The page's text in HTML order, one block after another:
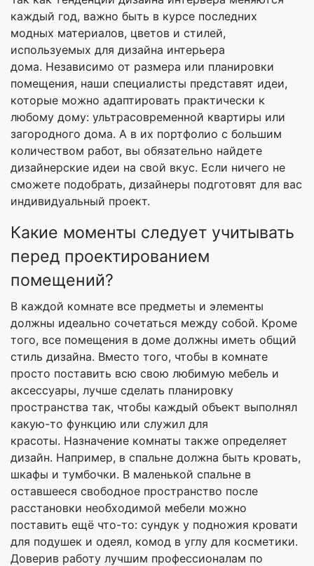
каждый год, важно быть в курсе последних
модных материалов, цветов и стилей,
используемых для дизайна интерьера
дома. Независимо от размера или планировки
помещения, наши специалисты представят идеи,
которые можно адаптировать практически к
любому дому: ультрасовременной квартиры или
загородного дома. А в их портфолио с большим
количеством работ, вы обязательно найдете
дизайнерские идеи на свой вкус. Если ничего не
сможете подобрать, дизайнеры подготовят для вас
индивидуальный проект.
Какие моменты следует учитывать
перед проектированием
помещений?
В каждой комнате все предметы и элементы
должны идеально сочетаться между собой. Кроме
того, все помещения в доме должны иметь общий
стиль дизайна. Вместо того, чтобы в комнате
просто поставить всю свою любимую мебель и
аксессуары, лучше сделать планировку
пространства так, чтобы каждый объект выполнял
какую-то функцию или служил для
красоты. Назначение комнаты также определяет
дизайн. Например, в спальне должна быть кровать,
шкафы и тумбочки. В маленькой спальне в
оставшееся свободное пространство после
расстановки необходимой мебели можно
поставить ещё что-то: сундук у подножия кровати
для подушек и одеял, комод в углу для косметики.
Доверив работу лучшим профессионалам по